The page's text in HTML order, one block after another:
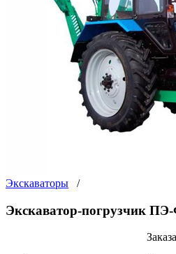
Экскаваторы /
Экскаватор-погрузчик